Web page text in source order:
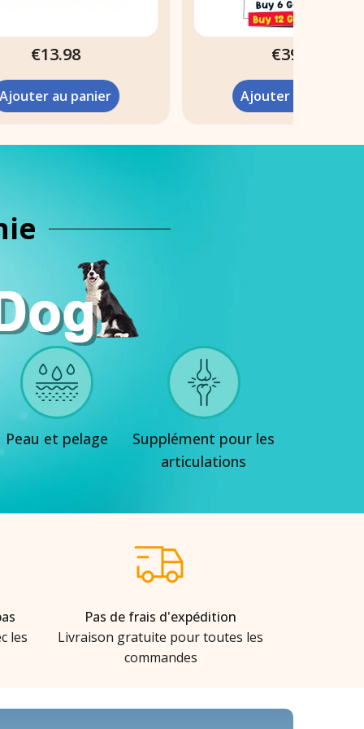
Ajouter au panier
Peau et pelage
Supplément pour les
articulations
les
Pas de frais d'expédition
Livraison gratuite pour toutes les
commandes